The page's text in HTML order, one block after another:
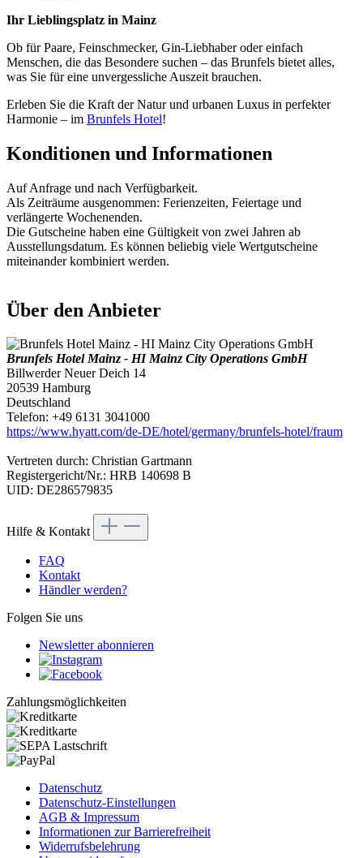
Ihr Lieblingsplatz in Mainz
Ob für Paare, Feinschmecker, Gin-Liebhaber oder einfach
Menschen, die das Besondere suchen – das Brunfels bietet alles,
was Sie für eine unvergessliche Auszeit brauchen.
Erleben Sie die Kraft der Natur und urbanen Luxus in perfekter
Harmonie – im Brunfels Hotel!
Konditionen und Informationen
Auf Anfrage und nach Verfügbarkeit.
Als Zeiträume ausgenommen: Ferienzeiten, Feiertage und
verlängerte Wochenenden.
Die Gutscheine haben eine Gültigkeit von zwei Jahren ab
Ausstellungsdatum. Es können beliebig viele Wertgutscheine
miteinander kombiniert werden.
Über den Anbieter
Brunfels Hotel Mainz - HI Mainz City Operations GmbH
Billwerder Neuer Deich 14
20539 Hamburg
Deutschland
Telefon: +49 6131 3041000
https://www.hyatt.com/de-DE/hotel/germany/brunfels-hotel/fraum
Vertreten durch: Christian Gartmann
Registergericht/Nr.: HRB 140698 B
UID: DE286579835
Hilfe & Kontakt
FAQ
Kontakt
Händler werden?
Folgen Sie uns
Newsletter abonnieren
Zahlungsmöglichkeiten
Datenschutz
Datenschutz-Einstellungen
AGB & Impressum
Informationen zur Barrierefreiheit
Widerrufsbelehrung